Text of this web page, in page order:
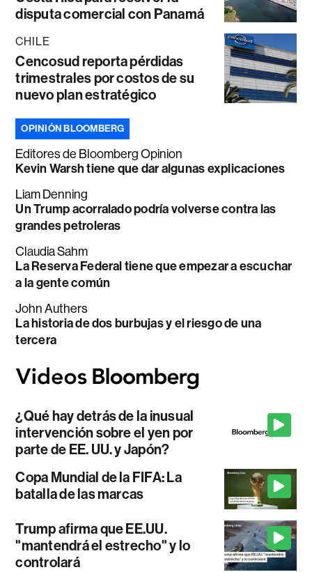
disputa comercial con Panamá
CHILE
Cencosud reporta pérdidas
trimestrales por costos de su
nuevo plan estratégico
OPINIÓN BLOOMBERG
Editores de Bloomberg Opinion
Kevin Warsh tiene que dar algunas explicaciones
Liam Denning
Un Trump acorralado podría volverse contra las
grandes petroleras
Claudia Sahm
La Reserva Federal tiene que empezar a escuchar
a la gente común
John Authers
La historia de dos burbujas y el riesgo de una
tercera
¿Qué hay detrás de la inusual
intervención sobre el yen por
parte de EE. UU. y Japón?
Copa Mundial de la FIFA: La
batalla de las marcas
Trump afirma que EE.UU.
"mantendrá el estrecho" y lo
controlará